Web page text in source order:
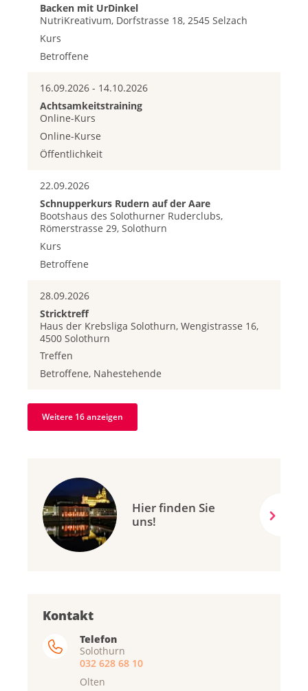
Backen mit UrDinkel
NutriKreativum, Dorfstrasse 18, 2545 Selzach
Kurs
Betroffene
16.09.2026 - 14.10.2026
Achtsamkeitstraining
Online-Kurs
Online-Kurse
Öffentlichkeit
22.09.2026
Schnupperkurs Rudern auf der Aare
Bootshaus des Solothurner Ruderclubs,
Römerstrasse 29, Solothurn
Kurs
Betroffene
28.09.2026
Stricktreff
Haus der Krebsliga Solothurn, Wengistrasse 16,
4500 Solothurn
Treffen
Betroffene, Nahestehende
Weitere 16 anzeigen
Hier finden Sie
uns!
Kontakt
Telefon
Solothurn
032 628 68 10
Olten